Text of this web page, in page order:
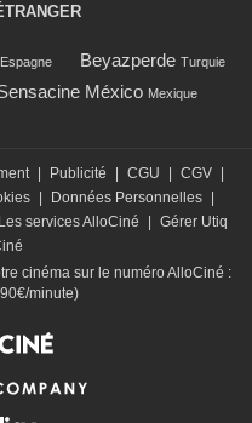
Espagne Beyazperde Turquie
México Mexique
| Publicité | CGU | CGV |
| Données Personnelles |
Les services AlloCiné | Gérer Utiq
cinéma sur le numéro AlloCiné :
minute)